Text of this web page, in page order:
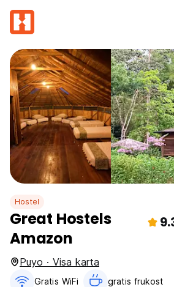
Hostel
Great Hostels
Amazon
Puyo · Visa karta
Gratis WiFi gratis frukost‎